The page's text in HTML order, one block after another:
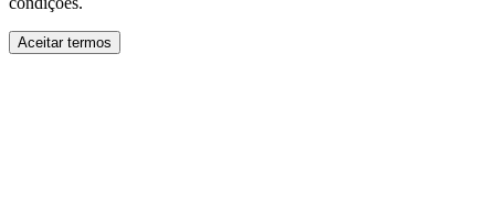
Aceitar termos